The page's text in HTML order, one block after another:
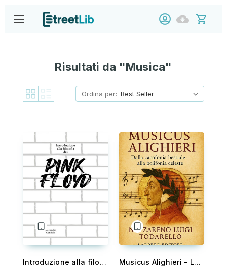
Risultati da "Musica"
Ordina per:
Introduzione alla filosofia dei Pink Floyd Musicus Alighieri - La Commedia come testo performativo